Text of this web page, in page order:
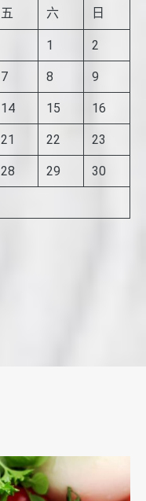
五 六 日
1 2
7 8 9
14 15 16
21 22 23
28 29 30